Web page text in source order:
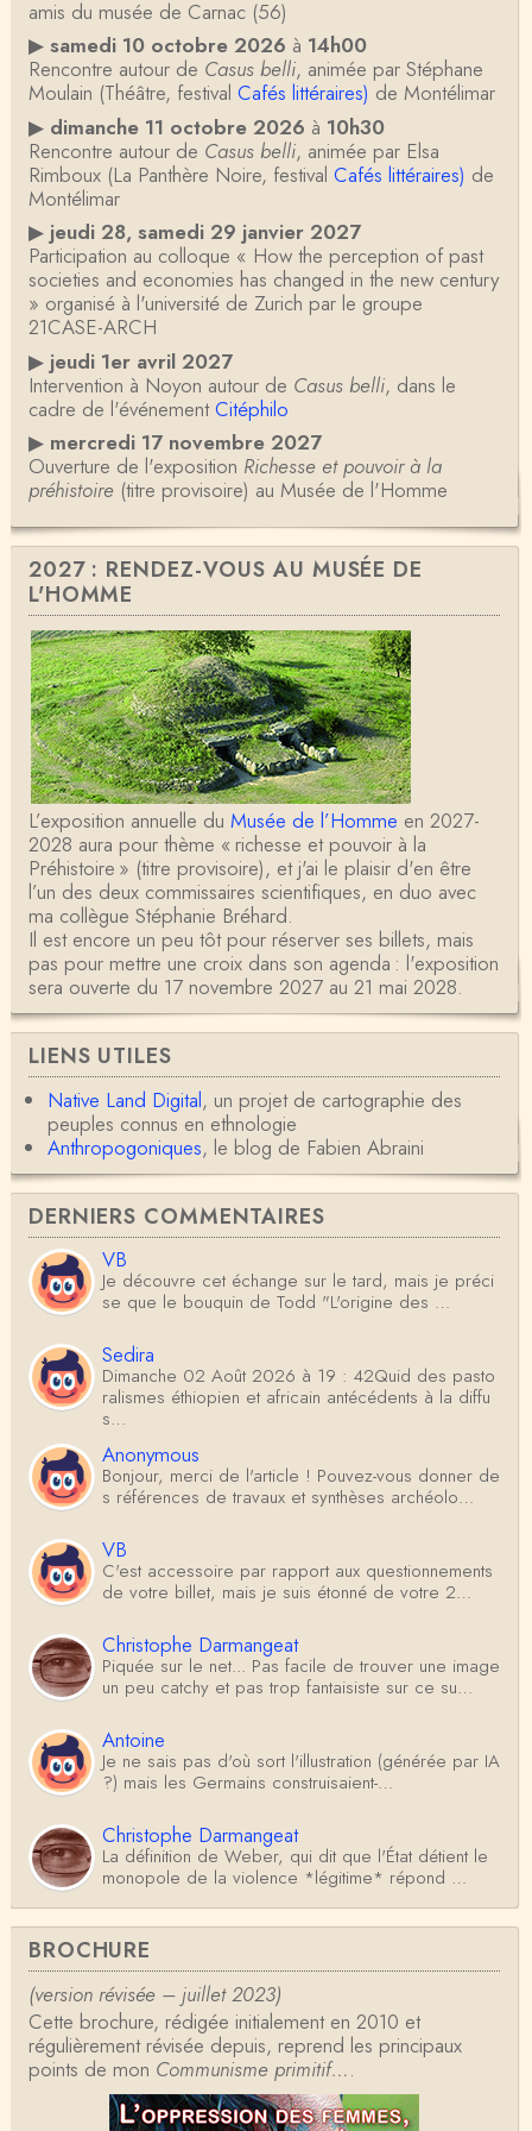
amis du musée de Carnac (56)
▶ samedi 10 octobre 2026 à 14h00
Rencontre autour de Casus belli, animée par Stéphane
Moulain (Théâtre, festival Cafés littéraires) de Montélimar
▶ dimanche 11 octobre 2026 à 10h30
Rencontre autour de Casus belli, animée par Elsa
Rimboux (La Panthère Noire, festival Cafés littéraires) de
Montélimar
▶ jeudi 28, samedi 29 janvier 2027
Participation au colloque « How the perception of past
societies and economies has changed in the new century
» organisé à l'université de Zurich par le groupe
21CASE-ARCH
▶ jeudi 1er avril 2027
Intervention à Noyon autour de Casus belli, dans le
cadre de l'événementCitéphilo
▶ mercredi 17 novembre 2027
Ouverture de l'exposition Richesse et pouvoir à la
préhistoire(titre provisoire) au Musée de l'Homme
2027 : RENDEZ-VOUS AU MUSÉE DE
L'HOMME
L’exposition annuelle du Musée de l’Homme en 2027-
2028 aura pour thème « richesse et pouvoir à la
Préhistoire » (titre provisoire), et j'ai le plaisir d'en être
l’un des deux commissaires scientifiques, en duo avec
ma collègue Stéphanie Bréhard.
Il est encore un peu tôt pour réserver ses billets, mais
pas pour mettre une croix dans son agenda : l'exposition
sera ouverte du 17 novembre 2027 au 21 mai 2028.
LIENS UTILES
Native Land Digital, un projet de cartographie des
peuples connus en ethnologie
Anthropogoniques, le blog de Fabien Abraini
DERNIERS COMMENTAIRES
VB
Je découvre cet échange sur le tard, mais je préci
se que le bouquin de Todd "L'origine des …
Sedira
Dimanche 02 Août 2026 à 19 : 42Quid des pasto
ralismes éthiopien et africain antécédents à la diffu
s…
Anonymous
Bonjour, merci de l'article ! Pouvez-vous donner de
s références de travaux et synthèses archéolo…
VB
C'est accessoire par rapport aux questionnements
de votre billet, mais je suis étonné de votre 2…
Christophe Darmangeat
Piquée sur le net... Pas facile de trouver une image
un peu catchy et pas trop fantaisiste sur ce su…
Antoine
Je ne sais pas d'où sort l'illustration (générée par IA
?) mais les Germains construisaient-…
Christophe Darmangeat
La définition de Weber, qui dit que l'État détient le
monopole de la violence *légitime* répond …
Anonymous
Formidable et complexe sujet ; l'ancien professeur
d'histoire que je suis, Alsacien de surcr…
Tangui Przybylowski
Concernant Fustel de Coulanges, j'ai le souvenir
d'avoir lu, il y a près de 10 ans, un autre…
Jean-Paul Demoule
BROCHURE
(version révisée – juillet 2023)
Cette brochure, rédigée initialement en 2010 et
régulièrement révisée depuis, reprend les principaux
points de mon Communisme primitif….